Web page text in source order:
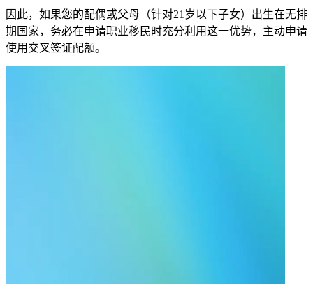
因此，如果您的配偶或父母（针对21岁以下子女）出生在无排
期国家，务必在申请职业移民时充分利用这一优势，主动申请
使用交叉签证配额。